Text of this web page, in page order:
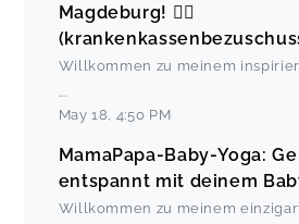
Magdeburg! 🧘‍♂️
Willkommen zu meinem
...
May 18 4:50 PM
MamaPapa-Baby-Yoga:
entspannt mit deinem
Willkommen zu meinem